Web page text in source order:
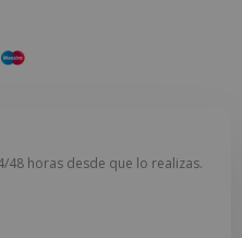
horas desde que lo realizas.